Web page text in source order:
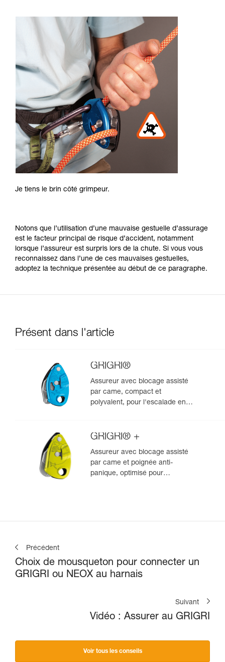
Je tiens le brin côté grimpeur.
Notons que l’utilisation d’une mauvaise gestuelle d’assurage
est le facteur principal de risque d’accident, notamment
lorsque l’assureur est surpris lors de la chute. Si vous vous
reconnaissez dans l’une de ces mauvaises gestuelles,
adoptez la technique présentée au début de ce paragraphe.
Présent dans l'article
GRIGRI®
Assureur avec blocage assisté
par came, compact et
polyvalent, pour l'escalade en
GRIGRI® +
Assureur avec blocage assisté
par came et poignée anti-
panique, optimisé pour
Précédent
Choix de mousqueton pour connecter un
GRIGRI ou NEOX au harnais
Suivant
Vidéo : Assurer au GRIGRI
Voir tous les conseils